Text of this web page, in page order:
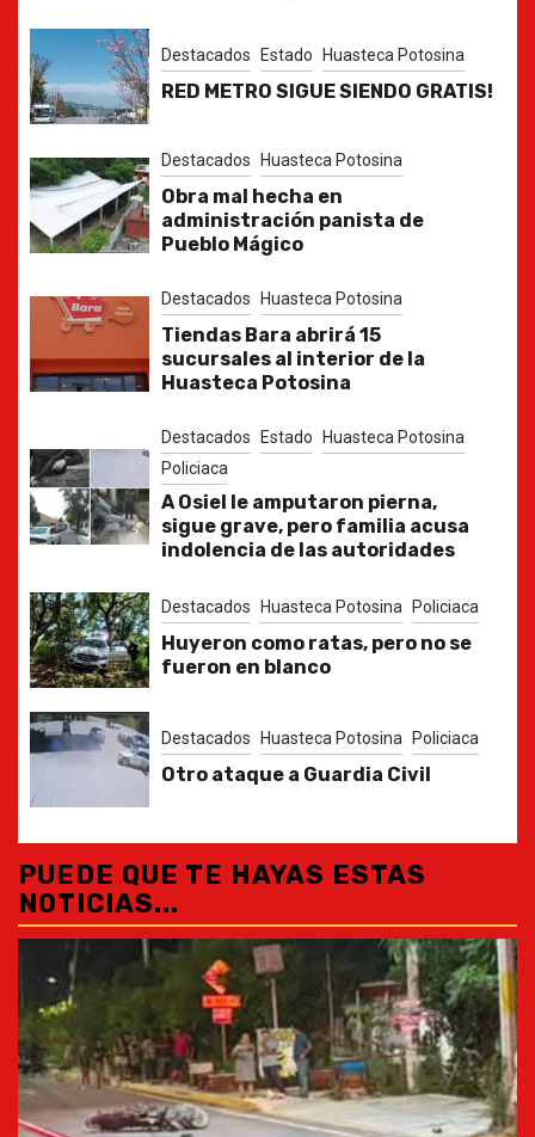
Destacados Estado Huasteca Potosina
RED METRO SIGUE SIENDO GRATIS!
Destacados Huasteca Potosina
Obra mal hecha en
administración panista de
Pueblo Mágico
Destacados Huasteca Potosina
Tiendas Bara abrirá 15
sucursales al interior de la
Huasteca Potosina
Destacados Estado
Huasteca Potosina
Policiaca
A Osiel le amputaron pierna,
sigue grave, pero familia acusa
indolencia de las autoridades
Destacados Huasteca Potosina Policiaca
Huyeron como ratas, pero no se
fueron en blanco
Destacados Huasteca Potosina Policiaca
Otro ataque a Guardia Civil
PUEDE QUE TE HAYAS ESTAS
NOTICIAS...